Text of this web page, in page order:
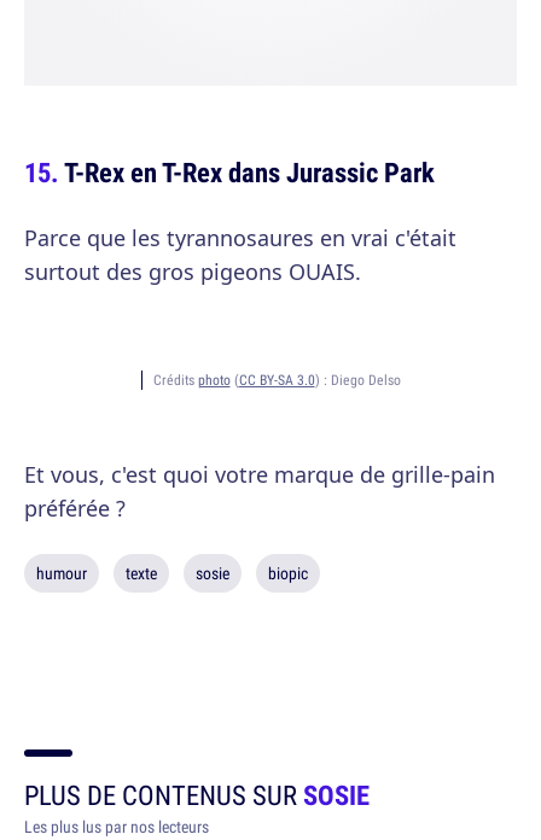
T-Rex en T-Rex dans Jurassic Park
Parce que les tyrannosaures en vrai c'était
surtout des gros pigeons OUAIS.
Crédits photo(CC BY-SA 3.0) : Diego Delso
Et vous, c'est quoi votre marque de grille-pain
préférée ?
humour texte sosie biopic
PLUS DE CONTENUS SURSOSIE
Les plus lus par nos lecteurs